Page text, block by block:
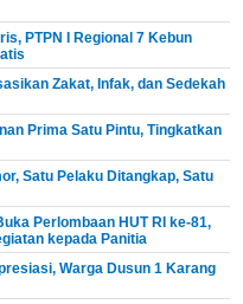
PTPN I Regional 7 Kebun
Zakat, Infak, dan Sedekah
Prima Satu Pintu, Tingkatkan
Satu Pelaku Ditangkap, Satu
Perlombaan HUT RI ke-81,
kepada Panitia
Warga Dusun 1 Karang